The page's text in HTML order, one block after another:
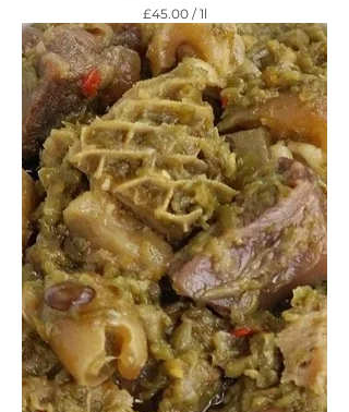
£45.00 /1l
£
4
5
.
0
0
p
e
r
1
L
i
t
e
r